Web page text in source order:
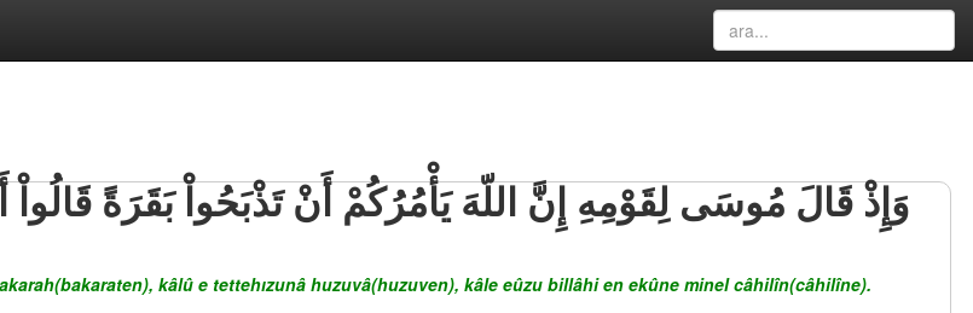
kâlû e tettehızunâ huzuvâ(huzuven), kâle eûzu billâhi en ekûne minel câhilîn(câhilîne).